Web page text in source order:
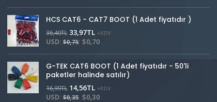
HCS CAT6 - CAT7 BOOT (1 Adet fiyatıdır )
36,40TL 33,97TL +KDV
USD: $0,75: $0,70
G-TEK CAT6 BOOT (1 Adet fiyatıdır - 50'li
paketler halinde satılır)
16,99TL 14,56TL +KDV
USD: $0,35: $0,30